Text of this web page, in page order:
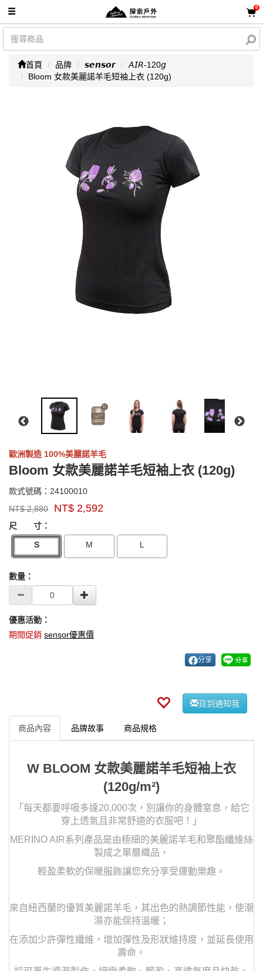
0
首頁 品牌 𝙨𝙚𝙣𝙨𝙤𝙧
𝘈𝘐𝘙-120𝘨
Bloom 女款美麗諾羊毛短袖上衣 (120g)
歐洲製造 100%美麗諾羊毛
Bloom 女款美麗諾羊毛短袖上衣 (120g)
款式號碼： 2410001024100010
牌：
sensor
NT$2,880 NT$ 2,592
GOODS000000000000004215005
尺 寸：
S
M L
數量：
優惠活動：
期間促銷 sensor優惠價
分享
貨到通知我
商品內容 品牌故事 商品規格
W BLOOM 女款美麗諾羊毛短袖上衣
(120g/m²)
「每天都要呼吸多達20,000次，別讓你的身體窒息，給它
穿上透氣且非常舒適的衣服吧！」
MERINO AIR系列產品是由極細的美麗諾羊毛和聚酯纖維絲
製成之單層織品，
輕盈柔軟的保暖服飾讓您充分享受運動樂趣。
來自紐西蘭的優質美麗諾羊毛，其出色的熱調節性能，使潮
濕亦能保持溫暖；
在添加少許彈性纖維，增加彈性及形狀維持度，並延長使用
壽命。